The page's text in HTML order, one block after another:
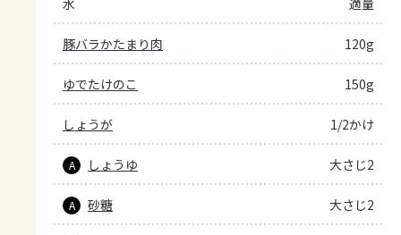
水 適量
豚バラかたまり肉 120g
ゆでたけのこ 150g
しょうが 1/2かけ
A しょうゆ 大さじ2
A 砂糖 大さじ2